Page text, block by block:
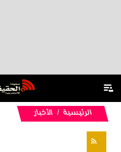
الرئيسية الأخبار